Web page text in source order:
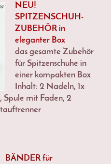
NEU!
SPITZENSCHUH-
ZUBEHÖR in
eleganter Box
das gesamte Zubehör
für Spitzenschuhe in
einer kompakten Box
Inhalt: 2 Nadeln, 1x
Spule mit Faden, 2
BÄNDER für